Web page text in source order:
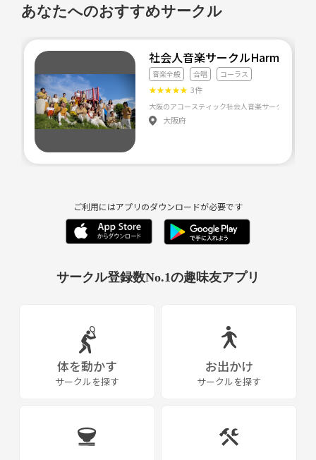
大阪市内に、提携してるプロダクションの方や
所属の方々がミーティングなんか
活動の場に出来る様な
カフェとバーをやろうと企画しております。
まだまだ、小さい会社では、
興味を持ってご覧頂けると光栄です。
個人、個人の個性を活かしてあげたいと
考えておりますので
環境にしたいとおもっております。
応募動機は
新しい事がやりたい！
アイドルしたい！
何でも構いませんので、
この内容見て
一緒に頑張りましょう(*ﾟ▽ﾟ)ﾉ
あなたへのおすすめサークル
社会人音楽サークルHarmonity
音楽全般 合唱 コーラス
★★★★★ 3件
大阪府
ご利用にはアプリのダウンロードが必要です
サークル登録数No.1の趣味友アプリ
体を動かす
サークルを探す
お出かけ
サークルを探す